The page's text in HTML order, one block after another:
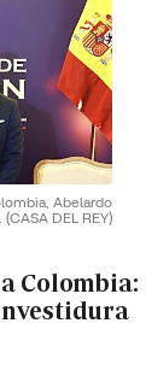
Abelardo
(CASA DEL REY)
Colombia: